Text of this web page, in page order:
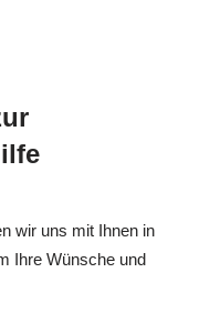
wir uns mit Ihnen in
Ihre Wünsche und